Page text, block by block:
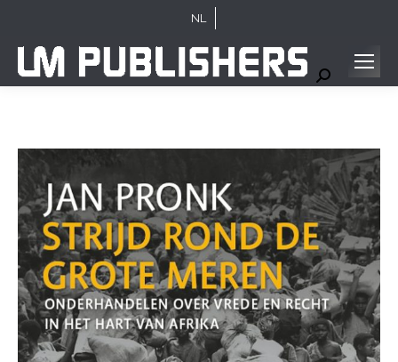
NL
Search: